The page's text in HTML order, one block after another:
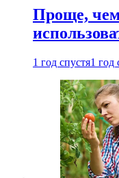
Проще,
1 год спустя1 год